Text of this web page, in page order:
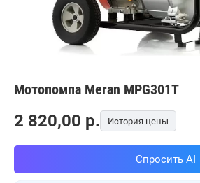
Мотопомпа Meran MPG301T
2 820,00 p. История цены
Спросить AI